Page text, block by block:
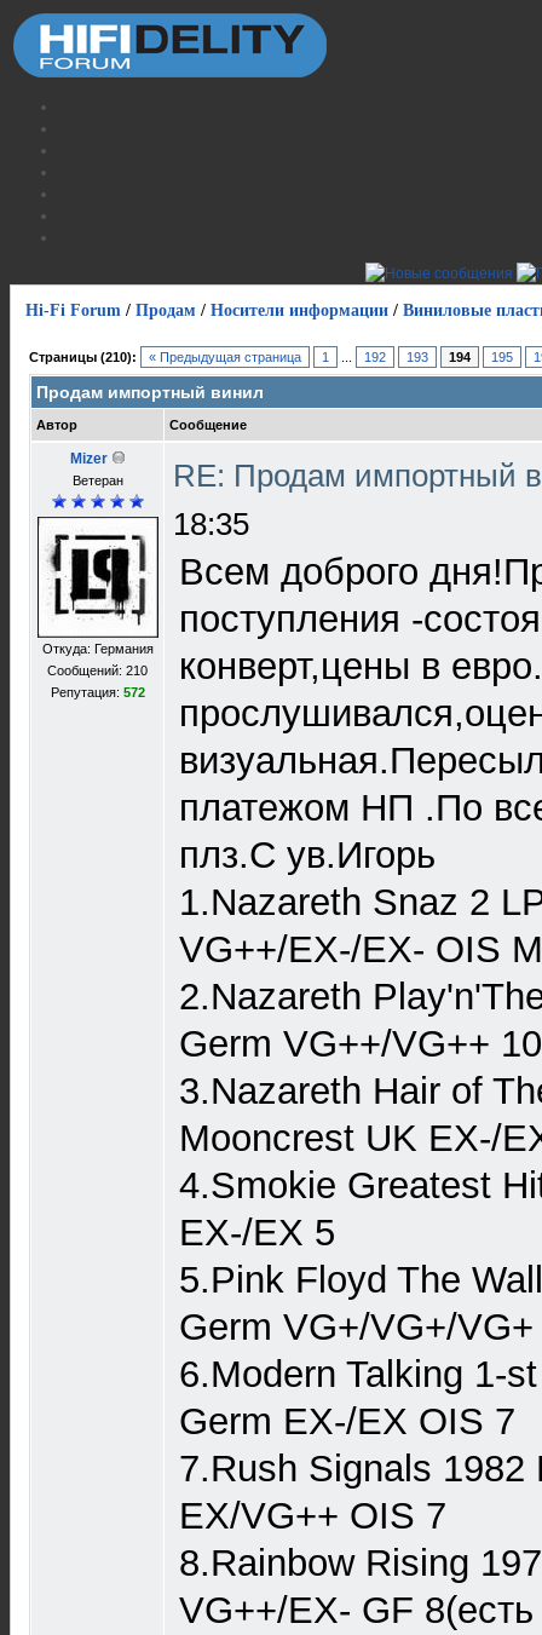
Hi-Fi Forum / Продам / Носители информации / Виниловые
Страницы (210): « Предыдущая страница 1 192 193 194 195
Продам импортный винил
Автор Сообщение
Mizer
Ветеран
Откуда: Германия
Сообщений: 210
Репутация: 572
RE: Продам импортный
18:35
Всем доброго
поступления -
конверт,цены в
платежом НП .По
плз.C ув.Игорь
1.Nazareth Snaz 2
VG++/EX-/EX- OIS
2.Nazareth
Germ VG++/VG++ 10
3.Nazareth Hair of
Mooncrest UK EX-/
4.Smokie Greatest
EX-/EX 5
5.Pink Floyd The
Germ VG+/VG+/
6.Modern Talking 1-
Germ EX-/EX OIS 7
7.Rush Signals 1982
EX/VG++ OIS 7
8.Rainbow Rising
VG++/EX- GF